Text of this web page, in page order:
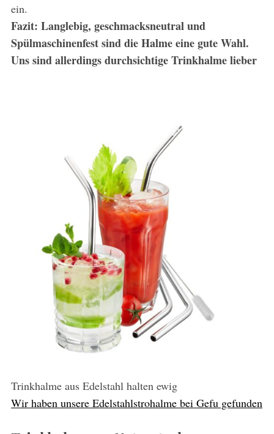
ein.
Fazit: Langlebig, geschmacksneutral und
Spülmaschinenfest sind die Halme eine gute Wahl.
Uns sind allerdings durchsichtige Trinkhalme lieber
Trinkhalme aus Edelstahl halten ewig
Wir haben unsere Edelstahlstrohalme bei Gefu gefunden